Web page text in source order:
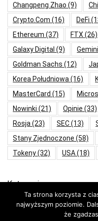
Changpeng Zhao (9)
Crypto.com (16) DeFi
Ethereum (37) FTX (26)
Galaxy Digital (9) Gemini
Goldman Sachs (12)
Korea Południowa (16)
MasterCard (15)
Nowinki (21) Opinie (33)
Rosja (23) SEC(13)
Stany Zjednoczone (58)
Tokeny(32) USA(18)
Kategorie
Ta strona korzysta z
najwyższym poziomie.
że